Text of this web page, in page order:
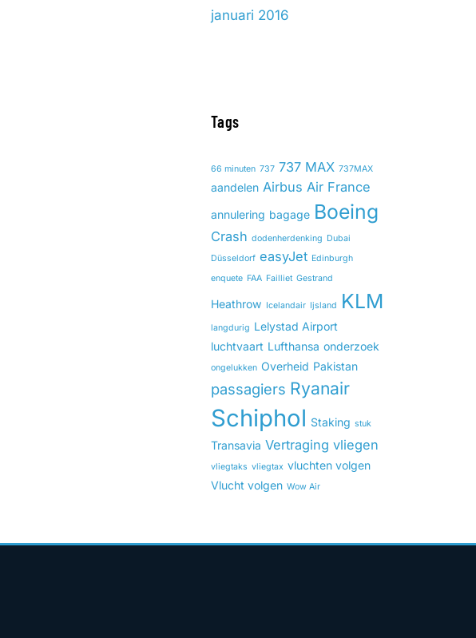
januari 2016
Tags
66 minuten 737 737 MAX 737MAX
aandelen Airbus Air France
annulering bagage Boeing
Crash dodenherdenking Dubai
Düsseldorf easyJet Edinburgh
enquete FAA Failliet Gestrand
Heathrow Icelandair Ijsland KLM
langdurig Lelystad Airport
luchtvaart Lufthansa onderzoek
ongelukken Overheid Pakistan
passagiers Ryanair
Schiphol Staking stuk
Transavia Vertraging vliegen
vliegtaks vliegtax vluchten volgen
Vlucht volgen Wow Air